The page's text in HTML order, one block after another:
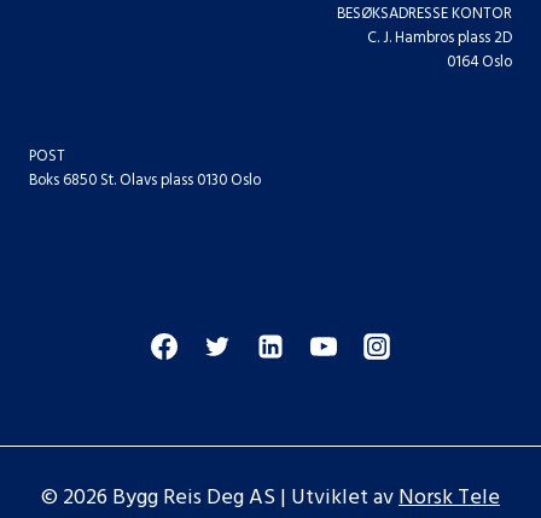
BESØKSADRESSE KONTOR
C. J. Hambros plass 2D
0164 Oslo
POST
Boks 6850 St. Olavs plass 0130 Oslo
© 2026 Bygg Reis Deg AS | Utviklet avNorsk Tele